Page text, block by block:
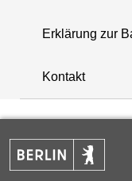
+
−
Erklärung zur
Kontakt